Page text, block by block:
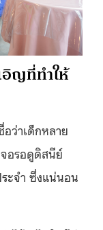
อิญที่ทำให้
อว่าเด็กหลาย
จอรอดูดิสนีย์
ะจำ ซึ่งแน่นอน